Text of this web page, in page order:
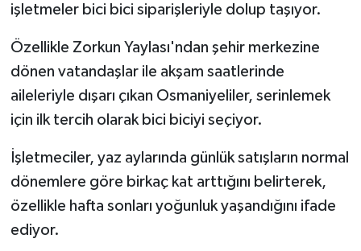
işletmeler bici bici siparişleriyle dolup taşıyor.
Özellikle Zorkun Yaylası'ndan şehir merkezine
dönen vatandaşlar ile akşam saatlerinde
aileleriyle dışarı çıkan Osmaniyeliler, serinlemek
için ilk tercih olarak bici biciyi seçiyor.
İşletmeciler, yaz aylarında günlük satışların normal
dönemlere göre birkaç kat arttığını belirterek,
özellikle hafta sonları yoğunluk yaşandığını ifade
ediyor.